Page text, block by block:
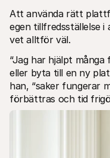
Att använda rätt
egen tillfredsställelse
vet alltför väl.
“Jag har hjälpt
eller byta till en ny
han, “saker fungerar
förbättras och tid